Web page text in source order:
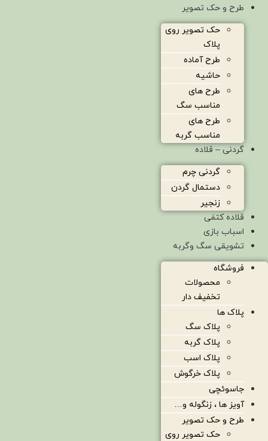
طرح و حک تصویر
حک تصویر روی
پلاک
طرح آماده
حاشیه
طرح های
مناسب سگ
طرح های
مناسب گربه
گردنی – قلاده
گردنی چرم
دستمال گردن
زنجیر
قلاده کتفی
اسباب بازی
تشویقی سگ وگربه
فروشگاه
محصولات
تخفیف دار
پلاک ها
پلاک سگ
پلاک گربه
پلاک اسب
پلاک خرگوش
جاسوئچی
آویز ها ، زنگوله و…
طرح و حک تصویر
حک تصویر روی